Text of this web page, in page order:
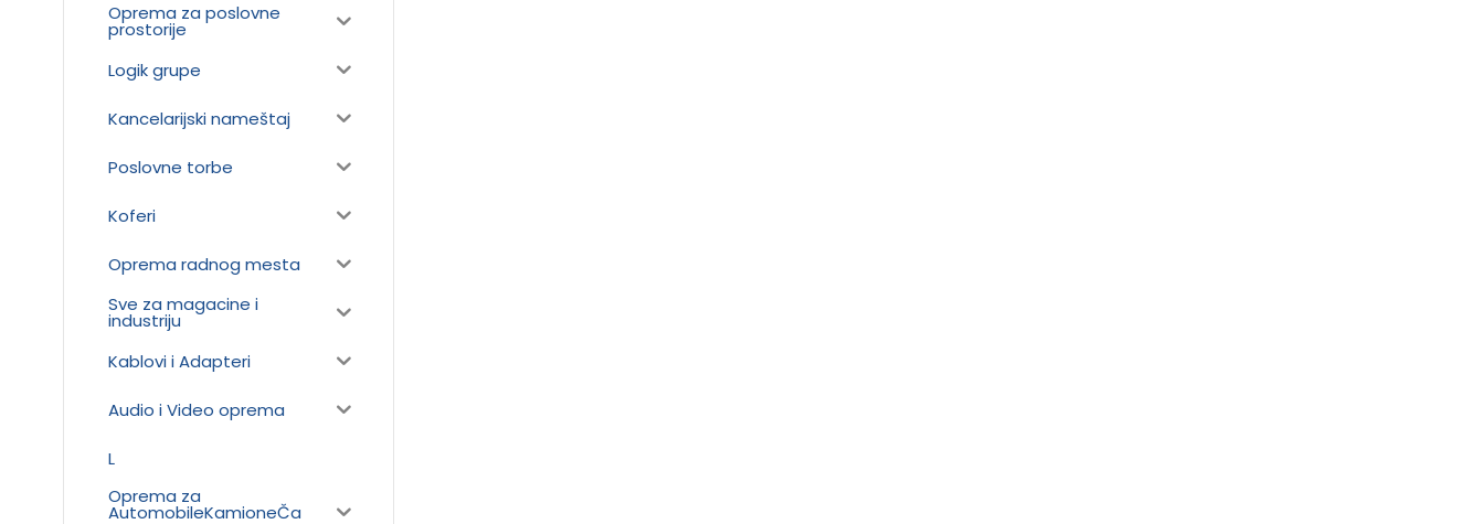
Oprema za poslovne
prostorije
Logik grupe
Kancelarijski nameštaj
Poslovne torbe
Koferi
Oprema radnog mesta
Sve za magacine i
industriju
Kablovi i Adapteri
Audio i Video oprema
L
Oprema za
AutomobileKamioneČa